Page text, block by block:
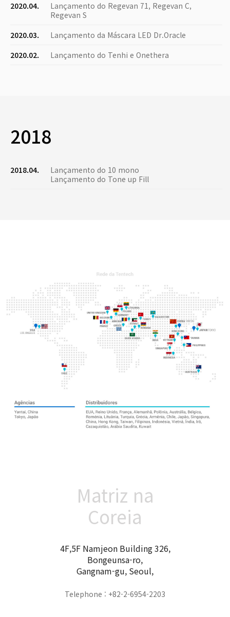
2020.04.
Lançamento do Regevan 71, Regevan C,
Regevan S
2020.03.
Lançamento da Máscara LED Dr.Oracle
2020.02.
Lançamento do Tenhi e Onethera
2018
2018.04.
Lançamento do 10 mono
Lançamento do Tone up Fill
Matriz na
Coreia
4F,5F Namjeon Building 326,
Bongeunsa-ro,
Gangnam-gu, Seoul,
Telephone : +82-2-6954-2203